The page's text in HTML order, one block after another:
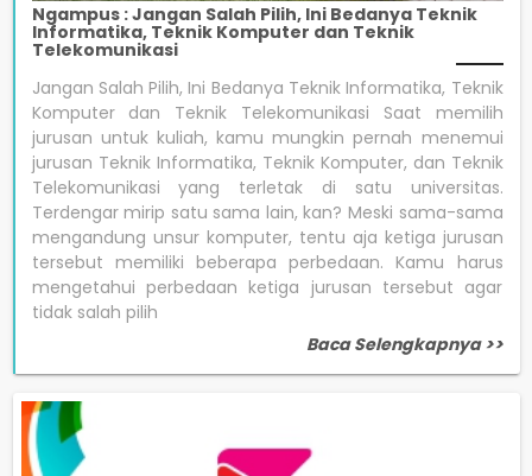
Ngampus : Jangan Salah Pilih, Ini Bedanya Teknik
Informatika, Teknik Komputer dan Teknik
Telekomunikasi
Jangan Salah Pilih, Ini Bedanya Teknik Informatika, Teknik
Komputer dan Teknik Telekomunikasi Saat memilih
jurusan untuk kuliah, kamu mungkin pernah menemui
jurusan Teknik Informatika, Teknik Komputer, dan Teknik
Telekomunikasi yang terletak di satu universitas.
Terdengar mirip satu sama lain, kan? Meski sama-sama
mengandung unsur komputer, tentu aja ketiga jurusan
tersebut memiliki beberapa perbedaan. Kamu harus
mengetahui perbedaan ketiga jurusan tersebut agar
tidak salah pilih
Baca Selengkapnya >>